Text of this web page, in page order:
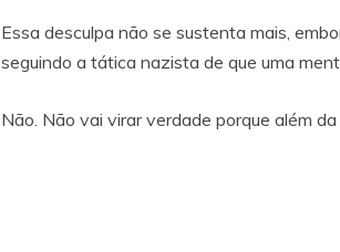
Essa desculpa não se sustenta mais,
seguindo a tática nazista de que uma
Não. Não vai virar verdade porque além